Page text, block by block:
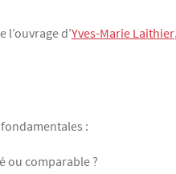
d’Yves-Marie Laithier
:
ou comparable ?